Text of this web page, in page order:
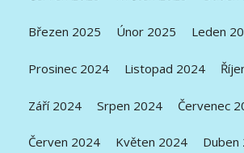
Březen 2025 Únor 2025 Leden
Prosinec 2024 Listopad 2024
Září 2024 Srpen 2024 Červenec
Červen 2024 Květen 2024 Duben